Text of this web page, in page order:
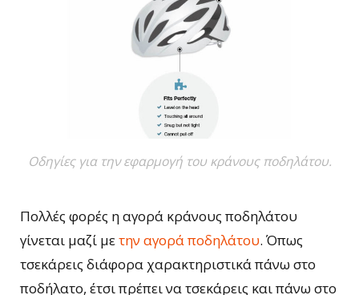
Οδηγίες για την εφαρμογή του κράνους ποδηλάτου.
Πολλές φορές η αγορά κράνους ποδηλάτου
γίνεται μαζί μετην αγορά ποδηλάτου. Όπως
τσεκάρεις διάφορα χαρακτηριστικά πάνω στο
ποδήλατο, έτσι πρέπει να τσεκάρεις και πάνω στο